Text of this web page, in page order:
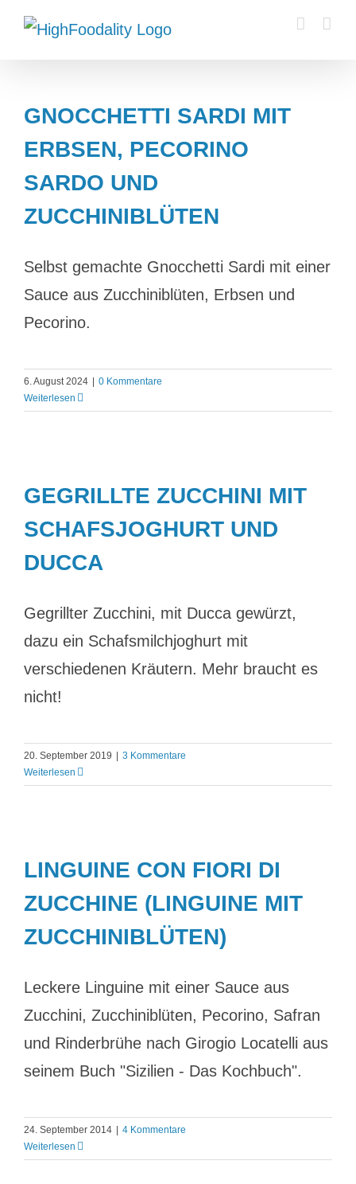
Zum
Inhalt
GNOCCHETTI SARDI MIT
ERBSEN, PECORINO
SARDO UND
ZUCCHINIBLÜTEN
Selbst gemachte Gnocchetti Sardi mit einer
Sauce aus Zucchiniblüten, Erbsen und
Pecorino.
6. August 2024
0 Kommentare
Weiterlesen
GEGRILLTE ZUCCHINI MIT
SCHAFSJOGHURT UND
DUCCA
Gegrillter Zucchini, mit Ducca gewürzt,
dazu ein Schafsmilchjoghurt mit
verschiedenen Kräutern. Mehr braucht es
nicht!
20. September 2019
3 Kommentare
Weiterlesen
LINGUINE CON FIORI DI
ZUCCHINE (LINGUINE MIT
ZUCCHINIBLÜTEN)
Leckere Linguine mit einer Sauce aus
Zucchini, Zucchiniblüten, Pecorino, Safran
und Rinderbrühe nach Girogio Locatelli aus
seinem Buch "Sizilien - Das Kochbuch".
24. September 2014
4 Kommentare
Weiterlesen